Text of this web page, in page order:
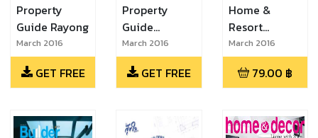
Property
Guide Rayong
March 2016
GET FREE
Property
Guide
Chonburi
March 2016
GET FREE
Home &
Resort
Thailand
March 2016
79.00 ฿